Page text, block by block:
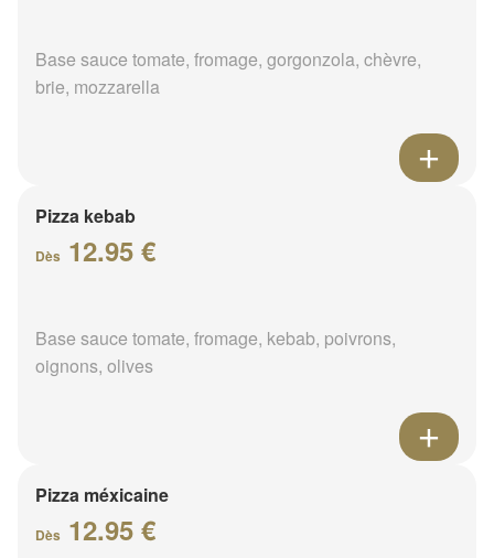
Base sauce tomate, fromage, gorgonzola, chèvre,
brie, mozzarella
Pizza kebab
Dès 12.95 €
Base sauce tomate, fromage, kebab, poivrons,
oignons, olives
Pizza méxicaine
Dès 12.95 €